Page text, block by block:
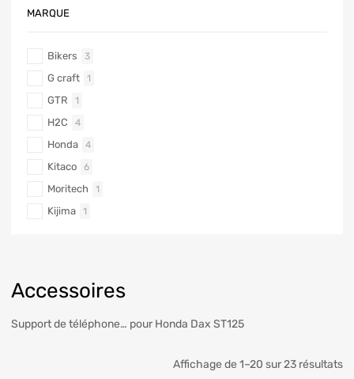
Accessoires
Support de téléphone… pour Honda Dax ST125
Affichage de 1–20 sur 23 résultats
MARQUE
Bikers 3
G craft 1
GTR 1
H2C 4
Honda 4
Kitaco 6
Moritech 1
Kijima 1